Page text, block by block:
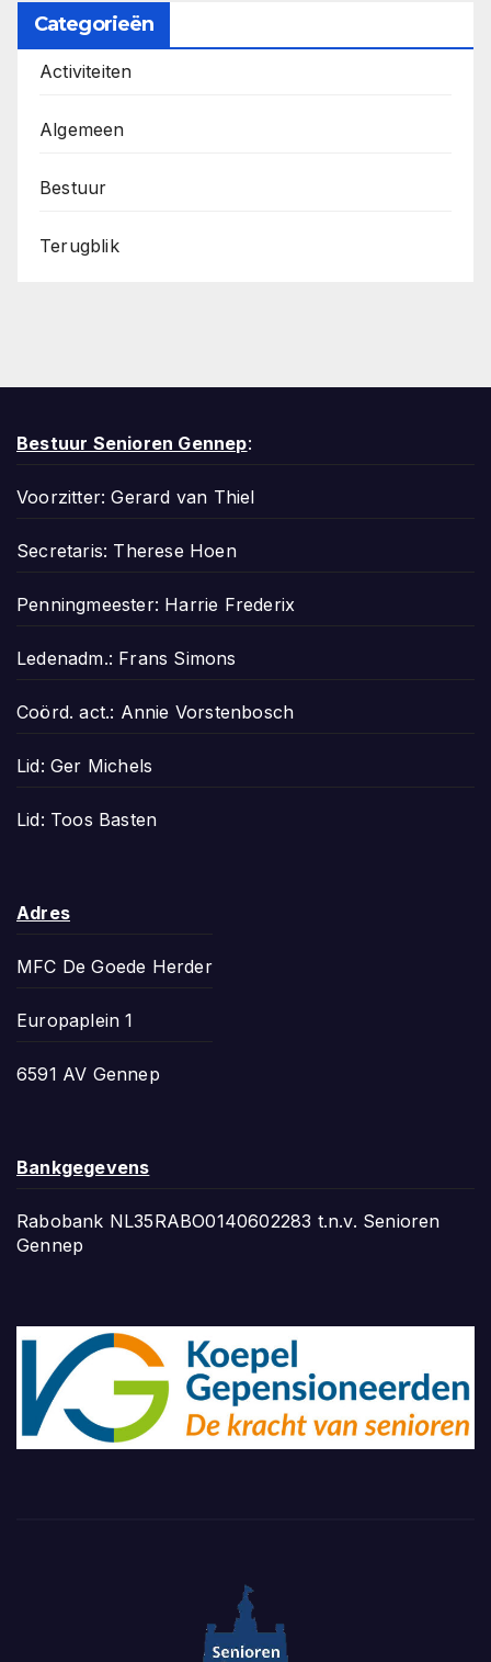
Categorieën
Activiteiten
Algemeen
Bestuur
Terugblik
Bestuur Senioren Gennep:
Voorzitter: Gerard van Thiel
Secretaris: Therese Hoen
Penningmeester: Harrie Frederix
Ledenadm.: Frans Simons
Coörd. act.: Annie Vorstenbosch
Lid: Ger Michels
Lid: Toos Basten
Adres
MFC De Goede Herder
Europaplein 1
6591 AV Gennep
Bankgegevens
Rabobank NL35RABO0140602283 t.n.v. Senioren
Gennep